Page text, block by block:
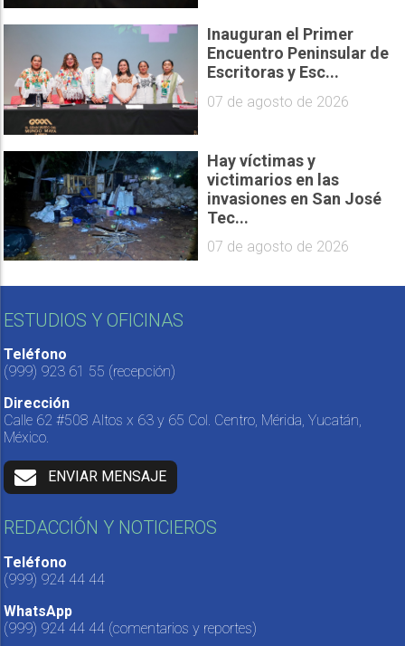
Inauguran el Primer
Encuentro Peninsular de
Escritoras y Esc...
07 de agosto de 2026
Hay víctimas y
victimarios en las
invasiones en San José
Tec...
07 de agosto de 2026
ESTUDIOS Y OFICINAS
Teléfono
(999) 923 61 55 (recepción)
Dirección
Calle 62 #508 Altos x 63 y 65 Col. Centro, Mérida, Yucatán,
México.
ENVIAR MENSAJE
REDACCIÓN Y NOTICIEROS
Teléfono
(999) 924 44 44
WhatsApp
(999) 924 44 44 (comentarios y reportes)